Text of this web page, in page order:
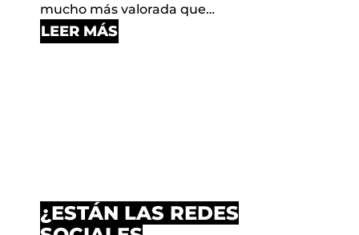
mucho más valorada que…
LEER MÁS
¿ESTÁN LAS REDES